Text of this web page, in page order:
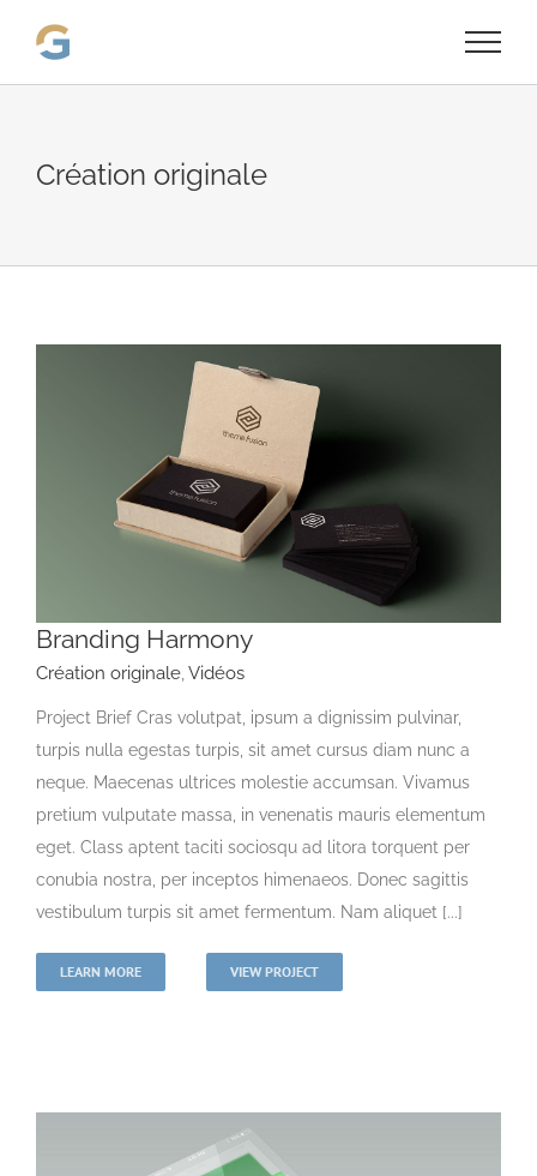
Création originale
Branding Harmony
Création originale,Vidéos
Project Brief Cras volutpat, ipsum a dignissim pulvinar,
turpis nulla egestas turpis, sit amet cursus diam nunc a
neque. Maecenas ultrices molestie accumsan. Vivamus
pretium vulputate massa, in venenatis mauris elementum
eget. Class aptent taciti sociosqu ad litora torquent per
conubia nostra, per inceptos himenaeos. Donec sagittis
vestibulum turpis sit amet fermentum. Nam aliquet [...]
LEARN MORE VIEW PROJECT